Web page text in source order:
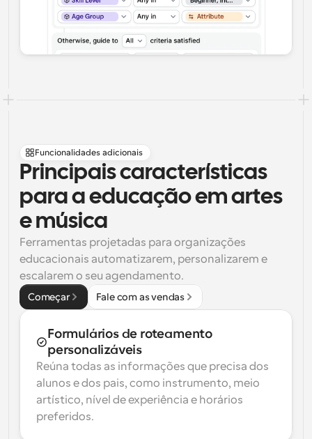
Funcionalidades adicionais
Principais características
para a educação em artes
e música
Ferramentas projetadas para organizações
educacionais automatizarem, personalizarem e
escalarem o seu agendamento.
Começar Fale com as vendas
Formulários de roteamento
personalizáveis
Reúna todas as informações que precisa dos
alunos e dos pais, como instrumento, meio
artístico, nível de experiência e horários
preferidos.